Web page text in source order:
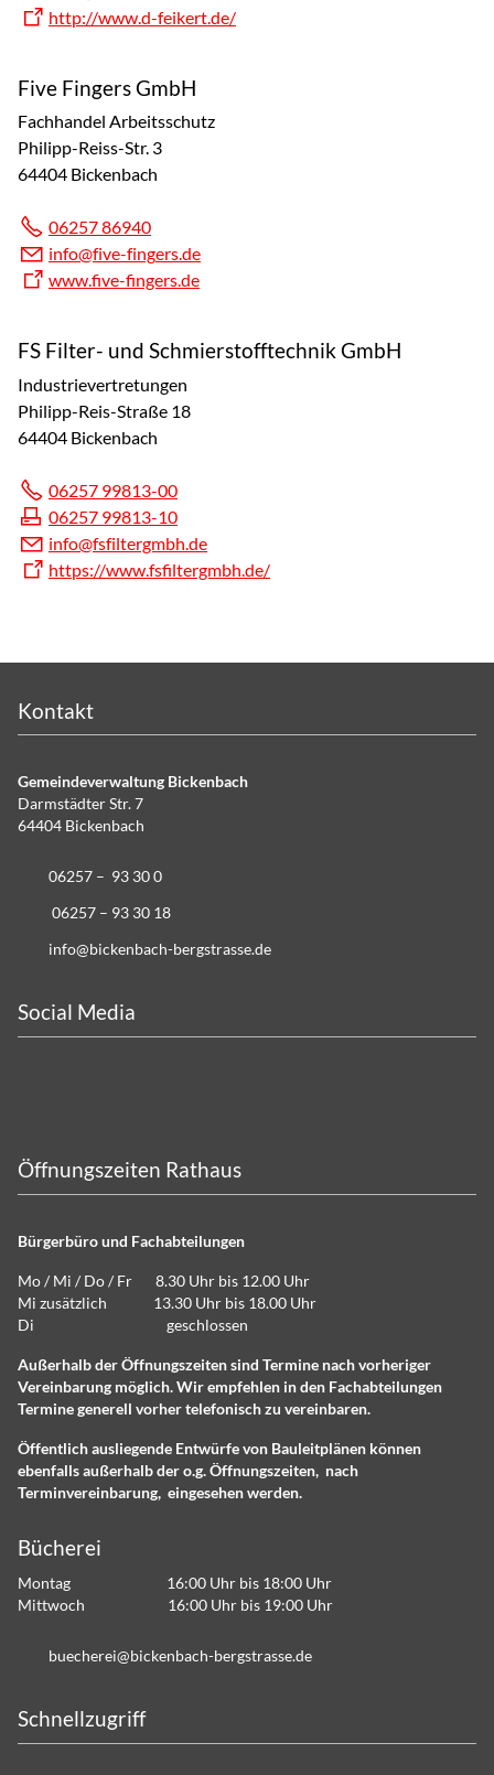
http://www.d-feikert.de/
Five Fingers GmbH
Fachhandel Arbeitsschutz
Philipp-Reiss-Str. 3
64404 Bickenbach
06257 86940
nf
f v -f ng rsd
www.five-fingers.de
FS Filter- und Schmierstofftechnik GmbH
Industrievertretungen
Philipp-Reis-Straße 18
64404 Bickenbach
06257 99813-00
06257 99813-10
nf
fsf lt rgmbh d
https://www.fsfiltergmbh.de/
Kontakt
Gemeindeverwaltung Bickenbach
Darmstädter Str. 7
64404 Bickenbach
06257 – 93 30 0
06257 – 93 30 18
info@bickenbach-bergstrasse.de
Social Media
Öffnungszeiten Rathaus
Bürgerbüro und Fachabteilungen
Mo / Mi / Do / Fr 8.30 Uhr bis 12.00 Uhr
Mi zusätzlich 13.30 Uhr bis 18.00 Uhr
Di geschlossen
Außerhalb der Öffnungszeiten sind Termine nach vorheriger
Vereinbarung möglich. Wir empfehlen in den Fachabteilungen
Termine generell vorher telefonisch zu vereinbaren.
Öffentlich ausliegende Entwürfe von Bauleitplänen können
ebenfalls außerhalb der o.g. Öffnungszeiten, nach
Terminvereinbarung, eingesehen werden.
Bücherei
Montag 16:00 Uhr bis 18:00 Uhr
Mittwoch 16:00 Uhr bis 19:00 Uhr
b ch r b ck nb ch-b rgstr ss d
Schnellzugriff